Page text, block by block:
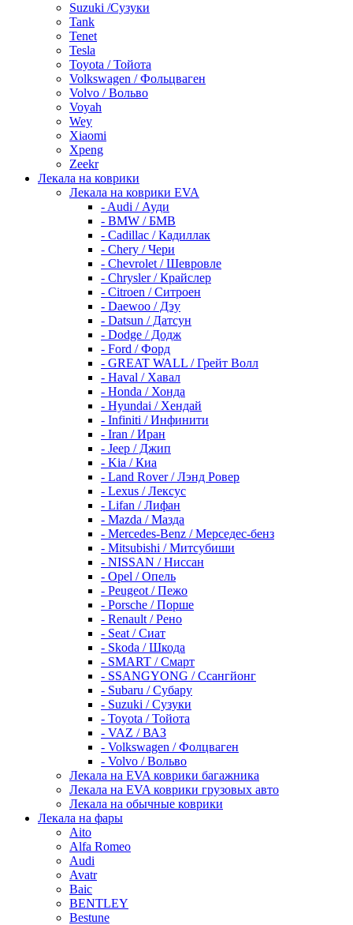
Suzuki /Сузуки
Tank
Tenet
Tesla
Toyota / Тойота
Volkswagen / Фольцваген
Volvo / Вольво
Voyah
Wey
Xiaomi
Xpeng
Zeekr
Лекала на коврики
Лекала на коврики EVA
- Audi / Ауди
- BMW / БМВ
- Cadillac / Кадиллак
- Chery / Чери
- Chevrolet / Шевровле
- Chrysler / Крайслер
- Citroen / Ситроен
- Daewoo / Дэу
- Datsun / Датсун
- Dodge / Додж
- Ford / Форд
- GREAT WALL / Грейт Волл
- Haval / Хавал
- Honda / Хонда
- Hyundai / Хендай
- Infiniti / Инфинити
- Iran / Иран
- Jeep / Джип
- Kia / Киа
- Land Rover / Лэнд Ровер
- Lexus / Лексус
- Lifan / Лифан
- Mazda / Мазда
- Mercedes-Benz / Мерседес-бенз
- Mitsubishi / Митсубиши
- NISSAN / Ниссан
- Opel / Опель
- Peugeot / Пежо
- Porsche / Порше
- Renault / Рено
- Seat / Сиат
- Skoda / Шкода
- SMART / Смарт
- SSANGYONG / Ссангйонг
- Subaru / Субару
- Suzuki / Сузуки
- Toyota / Тойота
- VAZ / ВАЗ
- Volkswagen / Фолцваген
- Volvo / Вольво
Лекала на EVA коврики багажника
Лекала на EVA коврики грузовых авто
Лекала на обычные коврики
Лекала на фары
Aito
Alfa Romeo
Audi
Avatr
Baic
BENTLEY
Bestune